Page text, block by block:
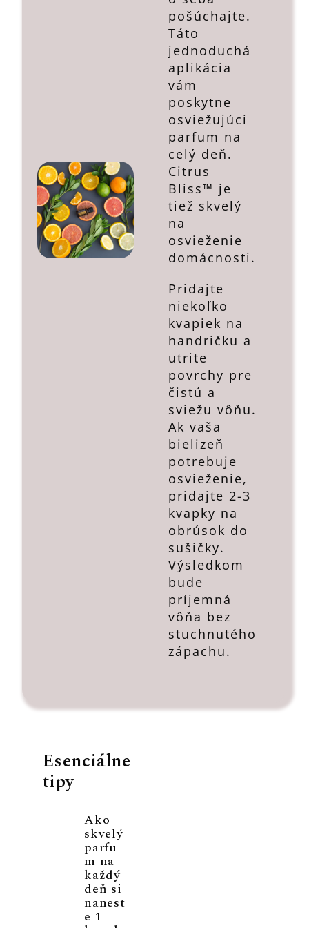
pošúchajte.
Táto
jednoduchá
aplikácia
vám
poskytne
osviežujúci
parfum na
celý deň.
Citrus
Bliss™ je
tiež skvelý
na
osvieženie
domácnosti.
Pridajte
niekoľko
kvapiek na
handričku a
utrite
povrchy pre
čistú a
sviežu vôňu.
Ak vaša
bielizeň
potrebuje
osvieženie,
pridajte 2-3
kvapky na
obrúsok do
sušičky.
Výsledkom
bude
príjemná
vôňa bez
stuchnutého
zápachu.
Esenciálne
tipy
Ako
skvelý
parfu
m na
každý
deň si
nanest
e 1